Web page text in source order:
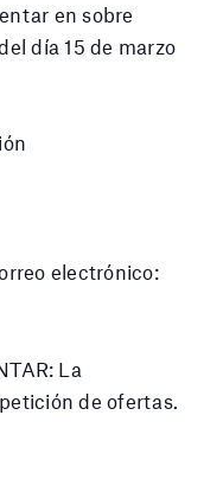
en sobre
día 15 de marzo
electrónico:
La
de ofertas.